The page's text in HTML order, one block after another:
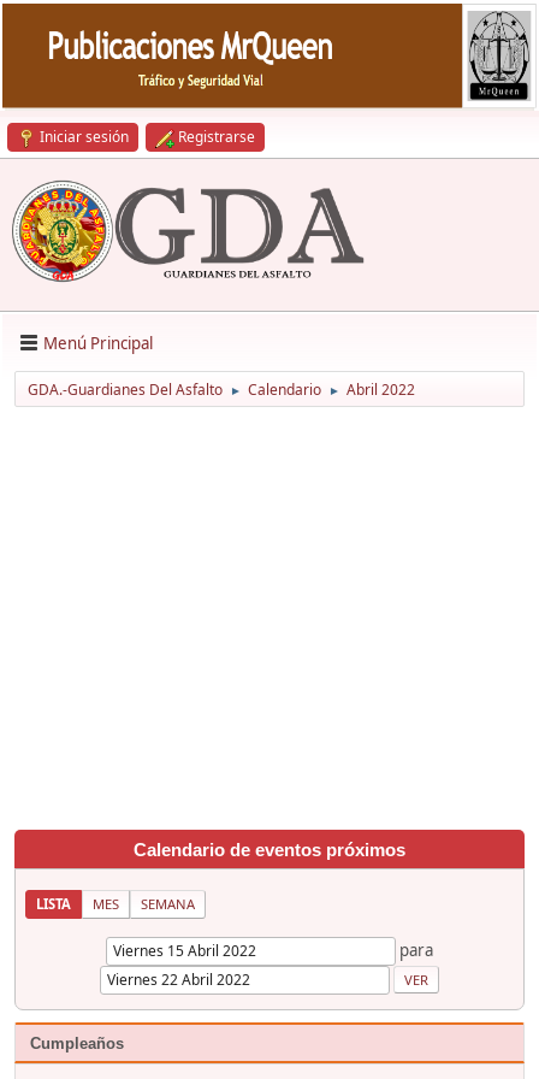
Iniciar sesión Registrarse
Menú Principal
GDA.-Guardianes Del Asfalto ► Calendario ► Abril 2022
Calendario de eventos próximos
LISTA MES SEMANA
para
Cumpleaños